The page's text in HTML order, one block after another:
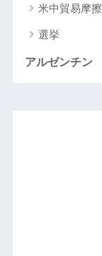
米中貿易摩擦
選挙
アルゼンチン